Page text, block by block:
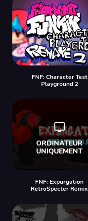
FNF: Character Test
Playground 2
FNF: Expurgation
RetroSpecter Remix